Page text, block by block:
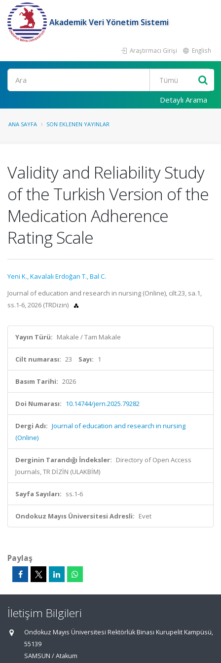
Akademik Veri Yönetim Sistemi
Araştırmacı Girişi English
Ara
Detaylı Arama
ANA SAYFA SON EKLENEN YAYINLAR
Validity and Reliability Study
of the Turkish Version of the
Medication Adherence
Rating Scale
Yeni K.,Kavalalı Erdoğan T.,Bal C.
Journal of education and research in nursing (Online), cilt.23, sa.1,
ss.1-6, 2026 (TRDizin)
Yayın Türü: Makale / Tam Makale
Cilt numarası: 23 Sayı: 1
Basım Tarihi: 2026
Doi Numarası: 10.14744/jern.2025.79282
Dergi Adı: Journal of education and research in nursing
(Online)
Derginin Tarandığı İndeksler: Directory of Open Access
Journals, TR DİZİN (ULAKBİM)
Sayfa Sayıları: ss.1-6
Ondokuz Mayıs Üniversitesi Adresli: Evet
Paylaş
İletişim Bilgileri
Ondokuz Mayıs Üniversitesi Rektörlük Binası Kurupelit Kampüsü,
55139
SAMSUN / Atakum